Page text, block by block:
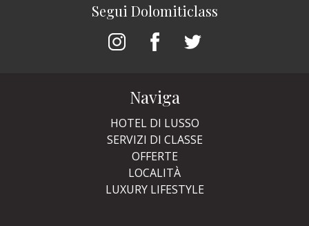
Segui Dolomiticlass
Naviga
HOTEL DI LUSSO
SERVIZI DI CLASSE
OFFERTE
LOCALITÀ
LUXURY LIFESTYLE